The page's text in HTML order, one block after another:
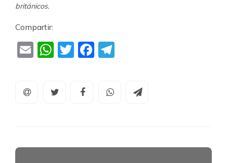
británicos.
Compartir:
EmailWhatsApp
TwitterFacebook